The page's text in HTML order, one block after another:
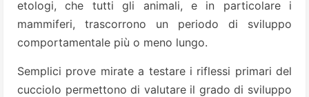
etologi, che tutti gli animali, e in particolare i
mammiferi, trascorrono un periodo di sviluppo
comportamentale più o meno lungo.
Semplici prove mirate a testare i riflessi primari del
cucciolo permettono di valutare il grado di sviluppo